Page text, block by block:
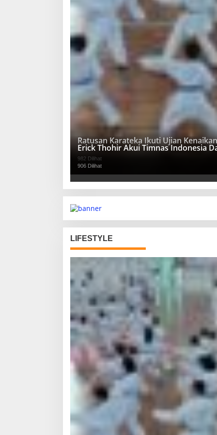
Ratusan Karateka Ikuti Ujian
982 Dilihat
Erick Thohir Akui Timnas Indonesia
906 Dilihat
LIFESTYLE